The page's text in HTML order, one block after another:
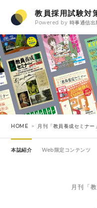
教員採用試験対
Powered by 時事通信出
HOME 月刊「教員養成セミナー」
本誌紹介 Web限定コンテンツ
月刊「